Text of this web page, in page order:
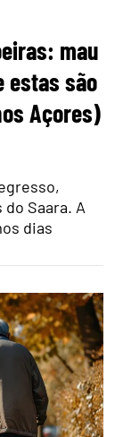
mau
estas são
Açores)
Saara. A
dias